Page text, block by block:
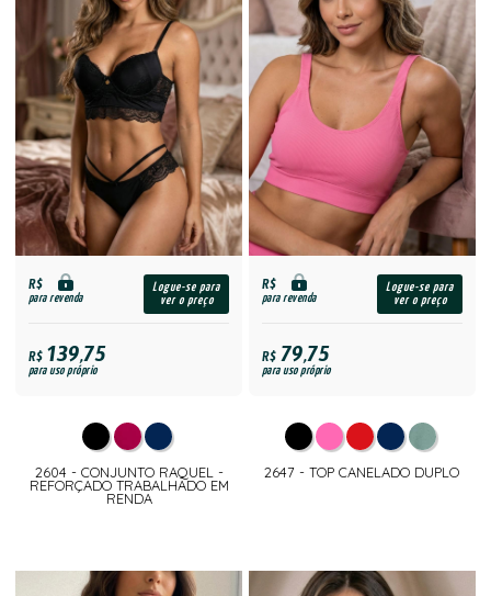
R$
para revenda
Logue-se para
ver o preço
R$139,75
para uso próprio
2604 - CONJUNTO RAQUEL -
REFORÇADO TRABALHADO EM
RENDA
R$
para revenda
Logue-se para
ver o preço
R$79,75
para uso próprio
2647 - TOP CANELADO DUPLO